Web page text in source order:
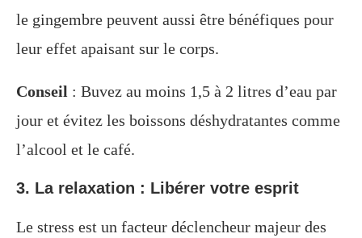
le gingembre peuvent aussi être bénéfiques pour
leur effet apaisant sur le corps.
Conseil : Buvez au moins 1,5 à 2 litres d’eau par
jour et évitez les boissons déshydratantes comme
l’alcool et le café.
3. La relaxation : Libérer votre esprit
Le stress est un facteur déclencheur majeur des